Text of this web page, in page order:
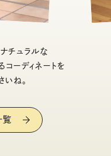
チュラルな
コーディネートを
いね。
覧